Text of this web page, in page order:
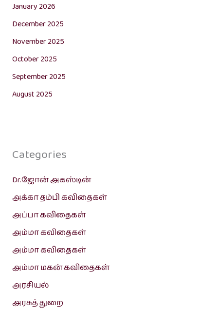
January 2026
December 2025
November 2025
October 2025
September 2025
August 2025
Categories
Dr.ஜோன் அகஸ்டின்
அக்கா தம்பி கவிதைகள்
அப்பா கவிதைகள்
அம்மா கவிதைகள்
அம்மா கவிதைகள்
அம்மா மகன் கவிதைகள்
அரசியல்
அரசுத் துறை